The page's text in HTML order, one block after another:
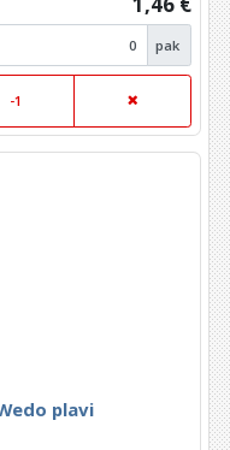
pak
-1
plavi